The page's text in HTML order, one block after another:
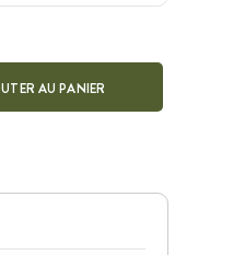
AU PANIER